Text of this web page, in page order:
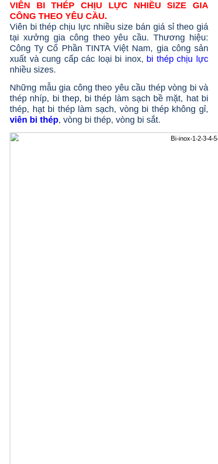
VIÊN BI THÉP CHỊU LỰC NHIỀU SIZE GIA
CÔNG THEO YÊU CẦU.
Viên bi thép chịu lực nhiều size bán giá sỉ theo giá
tại xưởng gia công theo yêu cầu. Thương hiệu:
Công Ty Cổ Phần TINTA Việt Nam, gia công sản
xuất và cung cấp các loại bi inox, bi thép chịu lực
nhiều sizes.
Những mẫu gia công theo yêu cầu thép vòng bi và
thép nhíp, bi thep, bi thép làm sạch bề mặt, hat bi
thép, hạt bi thép làm sạch, vòng bi thép không gỉ,
viên bi thép, vòng bi thép, vòng bi sắt.